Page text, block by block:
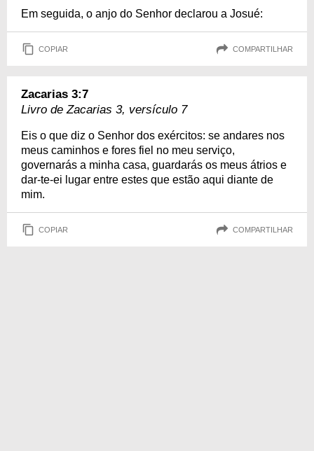
Em seguida, o anjo do Senhor declarou a Josué:
COPIAR COMPARTILHAR
Zacarias 3:7
Livro de Zacarias 3, versículo 7
Eis o que diz o Senhor dos exércitos: se andares nos
meus caminhos e fores fiel no meu serviço,
governarás a minha casa, guardarás os meus átrios e
dar-te-ei lugar entre estes que estão aqui diante de
mim.
COPIAR COMPARTILHAR